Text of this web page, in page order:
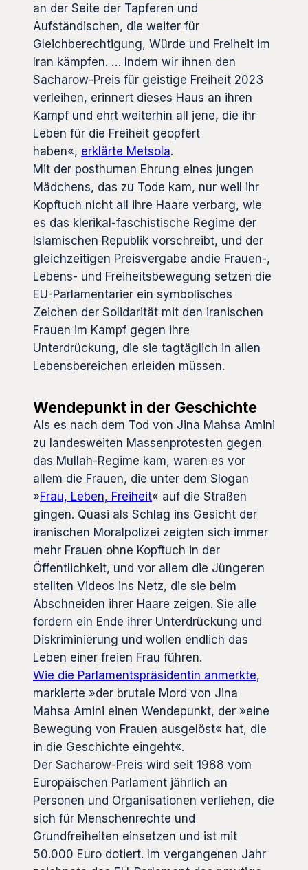
an der Seite der Tapferen und
Aufständischen, die weiter für
Gleichberechtigung, Würde und Freiheit im
Iran kämpfen. … Indem wir ihnen den
Sacharow-Preis für geistige Freiheit 2023
verleihen, erinnert dieses Haus an ihren
Kampf und ehrt weiterhin all jene, die ihr
Leben für die Freiheit geopfert
haben«, erklärte Metsola.
Mit der posthumen Ehrung eines jungen
Mädchens, das zu Tode kam, nur weil ihr
Kopftuch nicht all ihre Haare verbarg, wie
es das klerikal-faschistische Regime der
Islamischen Republik vorschreibt, und der
gleichzeitigen Preisvergabe andie Frauen-,
Lebens- und Freiheitsbewegung setzen die
EU-Parlamentarier ein symbolisches
Zeichen der Solidarität mit den iranischen
Frauen im Kampf gegen ihre
Unterdrückung, die sie tagtäglich in allen
Lebensbereichen erleiden müssen.
Wendepunkt in der Geschichte
Als es nach dem Tod von Jina Mahsa Amini
zu landesweiten Massenprotesten gegen
das Mullah-Regime kam, waren es vor
allem die Frauen, die unter dem Slogan
»Frau, Leben, Freiheit« auf die Straßen
gingen. Quasi als Schlag ins Gesicht der
iranischen Moralpolizei zeigten sich immer
mehr Frauen ohne Kopftuch in der
Öffentlichkeit, und vor allem die Jüngeren
stellten Videos ins Netz, die sie beim
Abschneiden ihrer Haare zeigen. Sie alle
fordern ein Ende ihrer Unterdrückung und
Diskriminierung und wollen endlich das
Leben einer freien Frau führen.
Wie die Parlamentspräsidentin anmerkte,
markierte »der brutale Mord von Jina
Mahsa Amini einen Wendepunkt, der »eine
Bewegung von Frauen ausgelöst« hat, die
in die Geschichte eingeht«.
Der Sacharow-Preis wird seit 1988 vom
Europäischen Parlament jährlich an
Personen und Organisationen verliehen, die
sich für Menschenrechte und
Grundfreiheiten einsetzen und ist mit
50.000 Euro dotiert. Im vergangenen Jahr